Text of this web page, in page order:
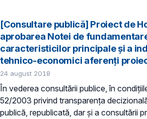
[Consultare publică] Proiect de
aprobarea Notei de
caracteristicilor principale și a
tehnico-economici aferenți
24 august 2018
În vederea consultării publice, în
52/2003 privind transparenţa
publică, republicată, dar și a consultării